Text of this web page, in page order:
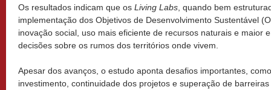
Os resultados indicam que os Living Labs , quando bem
implementação dos Objetivos de Desenvolvimento Sustentável
inovação social, uso mais eficiente de recursos naturais e maior
decisões sobre os rumos dos territórios onde vivem.
Apesar dos avanços, o estudo aponta desafios importantes,
investimento, continuidade dos projetos e superação de